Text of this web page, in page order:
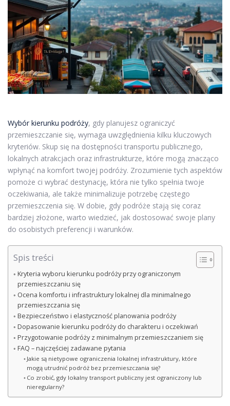
Wybór kierunku podróży, gdy planujesz ograniczyć
przemieszczanie się, wymaga uwzględnienia kilku kluczowych
kryteriów. Skup się na dostępności transportu publicznego,
lokalnych atrakcjach oraz infrastrukturze, które mogą znacząco
wpłynąć na komfort twojej podróży. Zrozumienie tych aspektów
pomoże ci wybrać destynację, która nie tylko spełnia twoje
oczekiwania, ale także minimalizuje potrzebę częstego
przemieszczenia się. W dobie, gdy podróże stają się coraz
bardziej złożone, warto wiedzieć, jak dostosować swoje plany
do osobistych preferencji i warunków.
Spis treści
Kryteria wyboru kierunku podróży przy ograniczonym
przemieszczaniu się
Ocena komfortu i infrastruktury lokalnej dla minimalnego
przemieszczania się
Bezpieczeństwo i elastyczność planowania podróży
Dopasowanie kierunku podróży do charakteru i oczekiwań
Przygotowanie podróży z minimalnym przemieszczaniem się
FAQ – najczęściej zadawane pytania
Jakie są nietypowe ograniczenia lokalnej infrastruktury, które
mogą utrudnić podróż bez przemieszczania się?
Co zrobić, gdy lokalny transport publiczny jest ograniczony lub
nieregularny?